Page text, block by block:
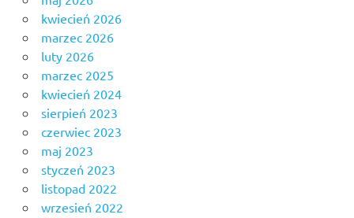
kwiecień 2026
marzec 2026
luty 2026
marzec 2025
kwiecień 2024
sierpień 2023
czerwiec 2023
maj 2023
styczeń 2023
listopad 2022
wrzesień 2022